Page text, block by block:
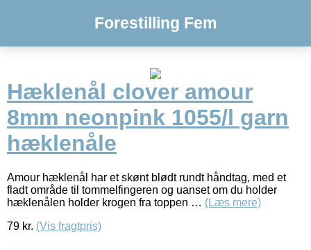
Forestilling Fem
Hæklenål clover amour
8mm neonpink 1055/l garn
hæklenåle
Amour hæklenål har et skønt blødt rundt håndtag, med et
fladt område til tommelfingeren og uanset om du holder
hæklenålen holder krogen fra toppen … (Læs mere)
79 kr. (Vis fragtpris)